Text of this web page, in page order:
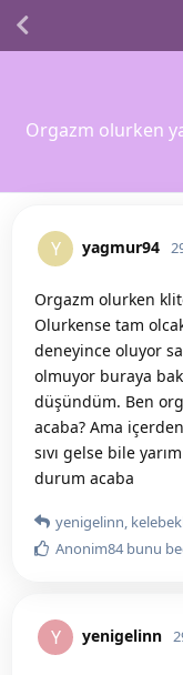
Orgazm olurken
Y yagmur94
Orgazm olurken
Olurkense tam
deneyince oluyor
olmuyor buraya
düşündüm. Ben
acaba? Ama
sıvı gelse bile
durum acaba
yenigelinn,
Anonim84bunu
Y yenigelinn